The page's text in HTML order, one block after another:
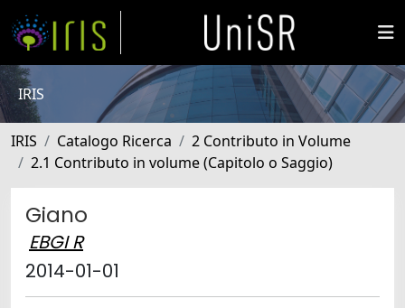
IRIS
IRIS Catalogo Ricerca
2 Contributo in Volume
2.1 Contributo in volume (Capitolo o Saggio)
Giano
EBGI R
2014-01-01